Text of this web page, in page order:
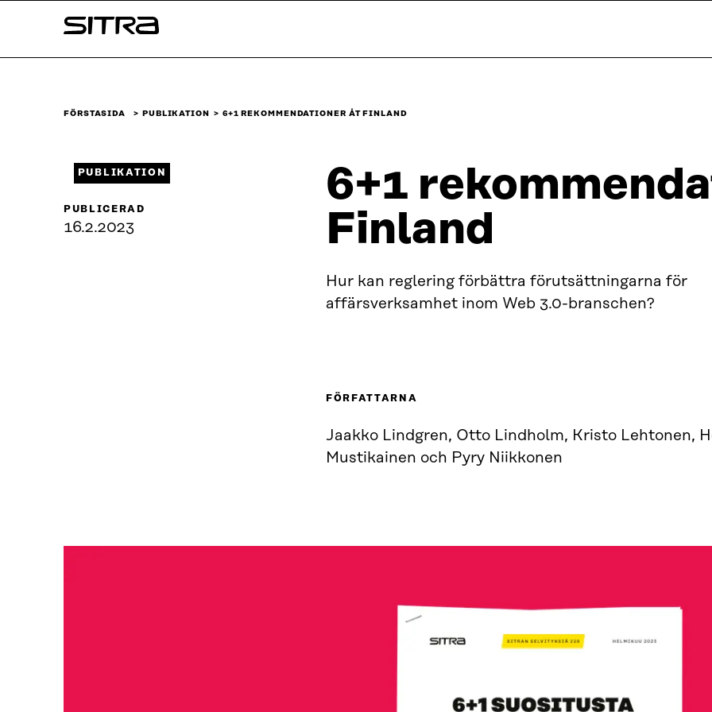
↓
Sitra
FÖRSTASIDA PUBLIKATION 6+1 REKOMMENDATIONER ÅT FINLAND
6+1
Finland
Hur kan reglering förbättra förutsättningarna för
affärsverksamhet inom Web 3.0-branschen?
PUBLIKATION
PUBLICERAD
16.2.2023
FÖRFATTARNA
Jaakko Lindgren, Otto Lindholm, Kristo Lehtonen,
Mustikainen och Pyry Niikkonen